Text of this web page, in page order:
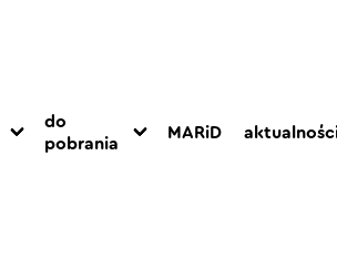
do
pobrania
MARiD